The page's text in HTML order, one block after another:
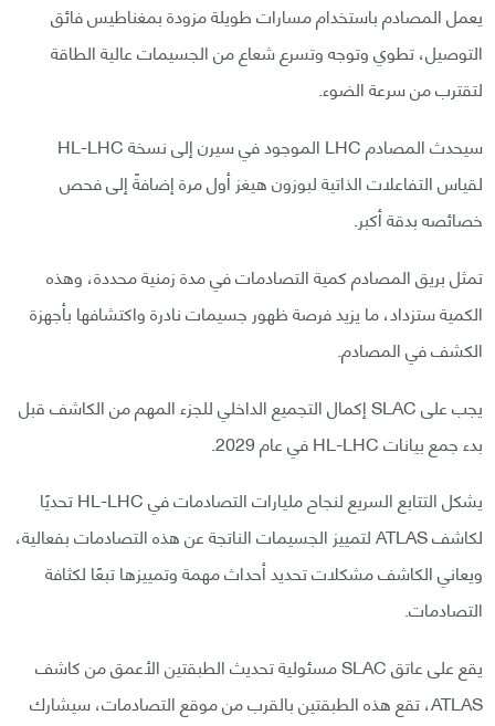
يعمل المصادم باستخدام مسارات طويلة مزودة بمغناطيس فائق
التوصيل، تطوي وتوجه وتسرع شعاع من الجسيمات عالية الطاقة
لتقترب من سرعة الضوء.
سيحدث المصادم LHC الموجود في سيرن إلى نسخة HL-LHC
لقياس التفاعلات الذاتية لبوزون هيغز أول مرة إضافةً إلى فحص
خصائصه بدقة أكبر.
تمثل بريق المصادم كمية التصادمات في مدة زمنية محددة، وهذه
الكمية ستزداد، ما يزيد فرصة ظهور جسيمات نادرة واكتشافها بأجهزة
الكشف في المصادم.
يجب على SLAC إكمال التجميع الداخلي للجزء المهم من الكاشف قبل
بدء جمع بيانات HL-LHC في عام 2029.
يشكل التتابع السريع لنجاح مليارات التصادمات في HL-LHC تحديًا
لكاشف ATLAS لتمييز الجسيمات الناتجة عن هذه التصادمات بفعالية،
ويعاني الكاشف مشكلات تحديد أحداث مهمة وتمييزها تبعًا لكثافة
التصادمات.
يقع على عاتق SLAC مسئولية تحديث الطبقتين الأعمق من كاشف
ATLAS، تقع هذه الطبقتين بالقرب من موقع التصادمات، سيشارك